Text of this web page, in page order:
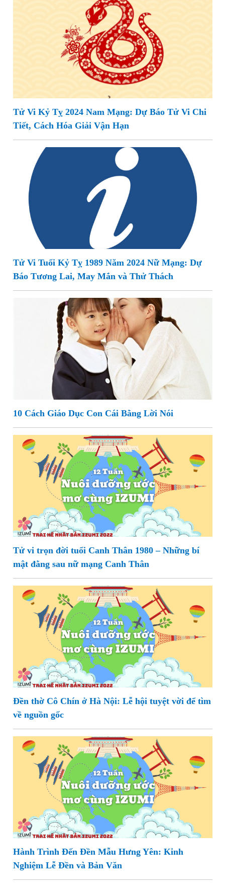
Tử Vi Kỷ Tỵ 2024 Nam Mạng: Dự Báo Tử Vi Chi
Tiết, Cách Hóa Giải Vận Hạn
Tử Vi Tuổi Kỷ Tỵ 1989 Năm 2024 Nữ Mạng: Dự
Báo Tương Lai, May Mắn và Thử Thách
10 Cách Giáo Dục Con Cái Bằng Lời Nói
Tử vi trọn đời tuổi Canh Thân 1980 – Những bí
mật đằng sau nữ mạng Canh Thân
Đền thờ Cô Chín ở Hà Nội: Lễ hội tuyệt vời để tìm
về nguồn gốc
Hành Trình Đến Đền Mẫu Hưng Yên: Kinh
Nghiệm Lễ Đền và Bản Văn